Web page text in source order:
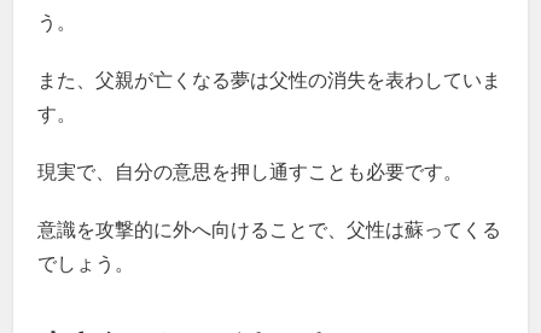
う。
また、父親が亡くなる夢は父性の消失を表わしていま
す。
現実で、自分の意思を押し通すことも必要です。
意識を攻撃的に外へ向けることで、父性は蘇ってくる
でしょう。